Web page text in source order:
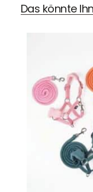
Das könnte
Der Spielzeug –